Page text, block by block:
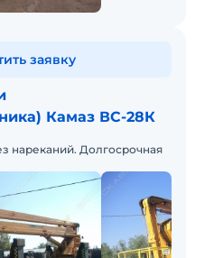
Камаз ВС-28К
нареканий. Долгосрочная
заявку